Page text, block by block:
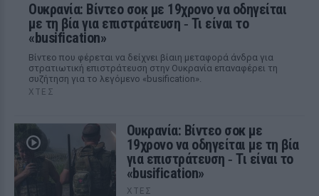
Ουκρανία: Βίντεο σοκ με 19χρονο να οδηγείται
με τη βία για επιστράτευση ‑ Τι είναι το
«busification»
Βίντεο που φέρεται να δείχνει βίαιη μεταφορά άνδρα για
στρατιωτική επιστράτευση στην Ουκρανία επαναφέρει τη
συζήτηση για το λεγόμενο «busification».
ΧΤΕΣ
Ουκρανία: Βίντεο σοκ με
19χρονο να οδηγείται με τη βία
για επιστράτευση ‑ Τι είναι το
«busification»
ΧΤΕΣ